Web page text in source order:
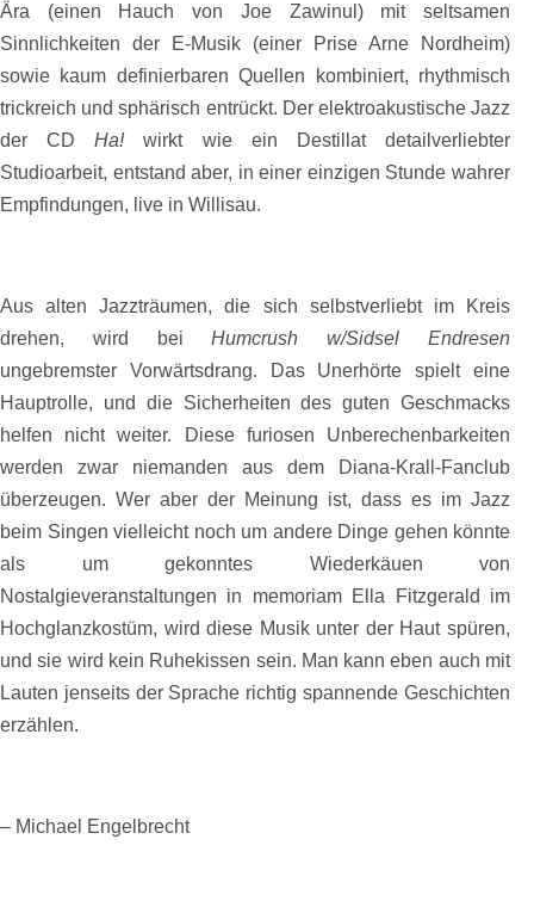
Ära (einen Hauch von Joe Zawinul) mit seltsamen
Sinnlichkeiten der E-Musik (einer Prise Arne Nordheim)
sowie kaum definierbaren Quellen kombiniert, rhythmisch
trickreich und sphärisch entrückt. Der elektroakustische Jazz
der CDHa!wirkt wie ein Destillat detailverliebter
Studioarbeit, entstand aber, in einer einzigen Stunde wahrer
Empfindungen, live in Willisau.
Aus alten Jazzträumen, die sich selbstverliebt im Kreis
drehen, wird beiHumcrush w/Sidsel Endresen
ungebremster Vorwärtsdrang. Das Unerhörte spielt eine
Hauptrolle, und die Sicherheiten des guten Geschmacks
helfen nicht weiter. Diese furiosen Unberechenbarkeiten
werden zwar niemanden aus dem Diana-Krall-Fanclub
überzeugen. Wer aber der Meinung ist, dass es im Jazz
beim Singen vielleicht noch um andere Dinge gehen könnte
als um gekonntes Wiederkäuen von
Nostalgieveranstaltungen in memoriam Ella Fitzgerald im
Hochglanzkostüm, wird diese Musik unter der Haut spüren,
und sie wird kein Ruhekissen sein. Man kann eben auch mit
Lauten jenseits der Sprache richtig spannende Geschichten
erzählen.
– Michael Engelbrecht